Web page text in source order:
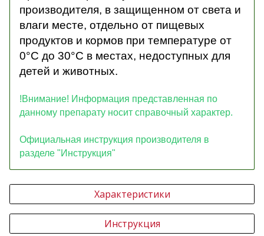
производителя, в защищенном от света и
влаги месте, отдельно от пищевых
продуктов и кормов при температуре от
0°С до 30°С в местах, недоступных для
детей и животных.
!Внимание! Информация представленная по
данному препарату носит справочный характер.
Официальная инструкция производителя в
разделе "Инструкция"
Характеристики
Инструкция